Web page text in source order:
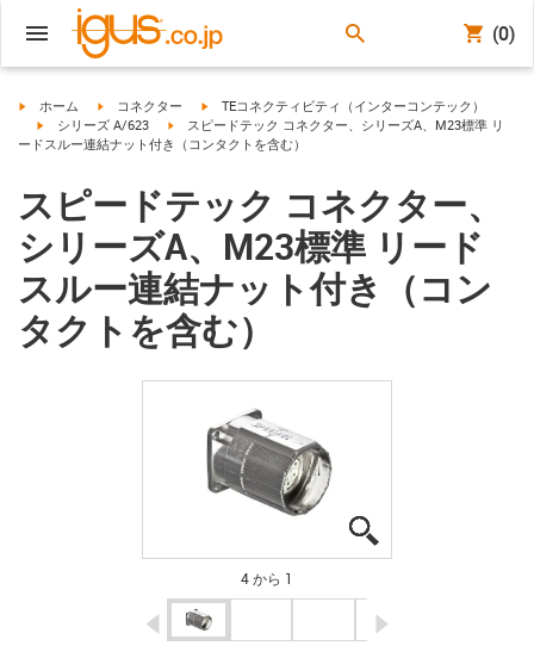
(0)
igus-icon-arrow-right
ホーム igus-icon-arrow-right
コネクター igus-icon-arrow-right
TEコネクティビティ（インターコンテック）
igus-icon-arrow-right
シリーズ A/623 igus-icon-arrow-right
スピードテック コネクター、シリーズA、M23標準 リ
ードスルー連結ナット付き（コンタクトを含む）
スピードテック コネクター、
シリーズA、M23標準 リード
スルー連結ナット付き（コン
タクトを含む）
4 から 1
igus-icon-arrow-left